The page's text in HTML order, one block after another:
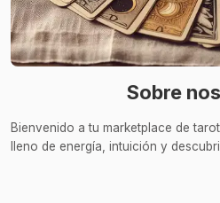
Sobre
Bienvenido a tu marketplace de
lleno de energía, intuición y